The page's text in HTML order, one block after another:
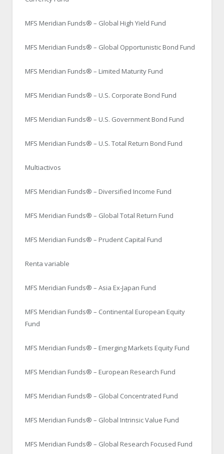
MFS Meridian Funds® – Global High Yield Fund
MFS Meridian Funds® – Global Opportunistic Bond Fund
MFS Meridian Funds® – Limited Maturity Fund
MFS Meridian Funds® – U.S. Corporate Bond Fund
MFS Meridian Funds® – U.S. Government Bond Fund
MFS Meridian Funds® – U.S. Total Return Bond Fund
Multiactivos
MFS Meridian Funds® – Diversified Income Fund
MFS Meridian Funds® – Global Total Return Fund
MFS Meridian Funds® – Prudent Capital Fund
Renta variable
MFS Meridian Funds® – Asia Ex-Japan Fund
MFS Meridian Funds® – Continental European Equity
Fund
MFS Meridian Funds® – Emerging Markets Equity Fund
MFS Meridian Funds® – European Research Fund
MFS Meridian Funds® – Global Concentrated Fund
MFS Meridian Funds® – Global Intrinsic Value Fund
MFS Meridian Funds® – Global Research Focused Fund